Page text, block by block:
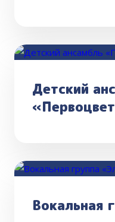
Детский
Вокальная